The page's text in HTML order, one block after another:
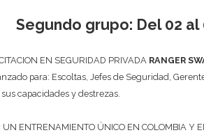
Segundo grupo: Del 02
EN SEGURIDAD PRIVADA RANGER
para: Escoltas, Jefes de Seguridad,
capacidades y destrezas.
ENTRENAMIENTO ÚNICO EN COLOMBIA Y